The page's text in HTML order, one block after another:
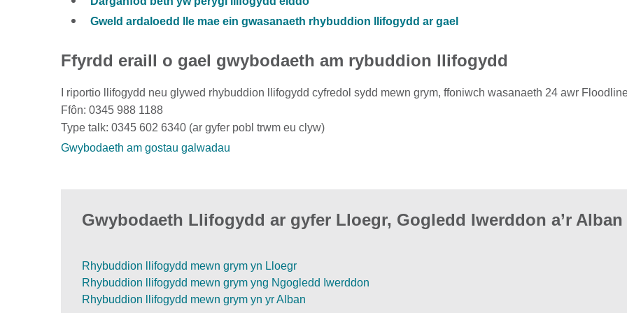
Gweld ardaloedd lle mae ein gwasanaeth rhybuddion llifogydd ar gael
Ffyrdd eraill o gael gwybodaeth am rybuddion llifogydd
I riportio llifogydd neu glywed rhybuddion llifogydd cyfredol sydd mewn grym, ffoniwch wasanaeth 24 awr
Ffôn: 0345 988 1188
Type talk: 0345 602 6340 (ar gyfer pobl trwm eu clyw)
Gwybodaeth am gostau galwadau
Gwybodaeth Llifogydd ar gyfer Lloegr, Gogledd Iwerddon a’r Alban
Rhybuddion llifogydd mewn grym yn Lloegr
Rhybuddion llifogydd mewn grym yng Ngogledd Iwerddon
Rhybuddion llifogydd mewn grym yn yr Alban